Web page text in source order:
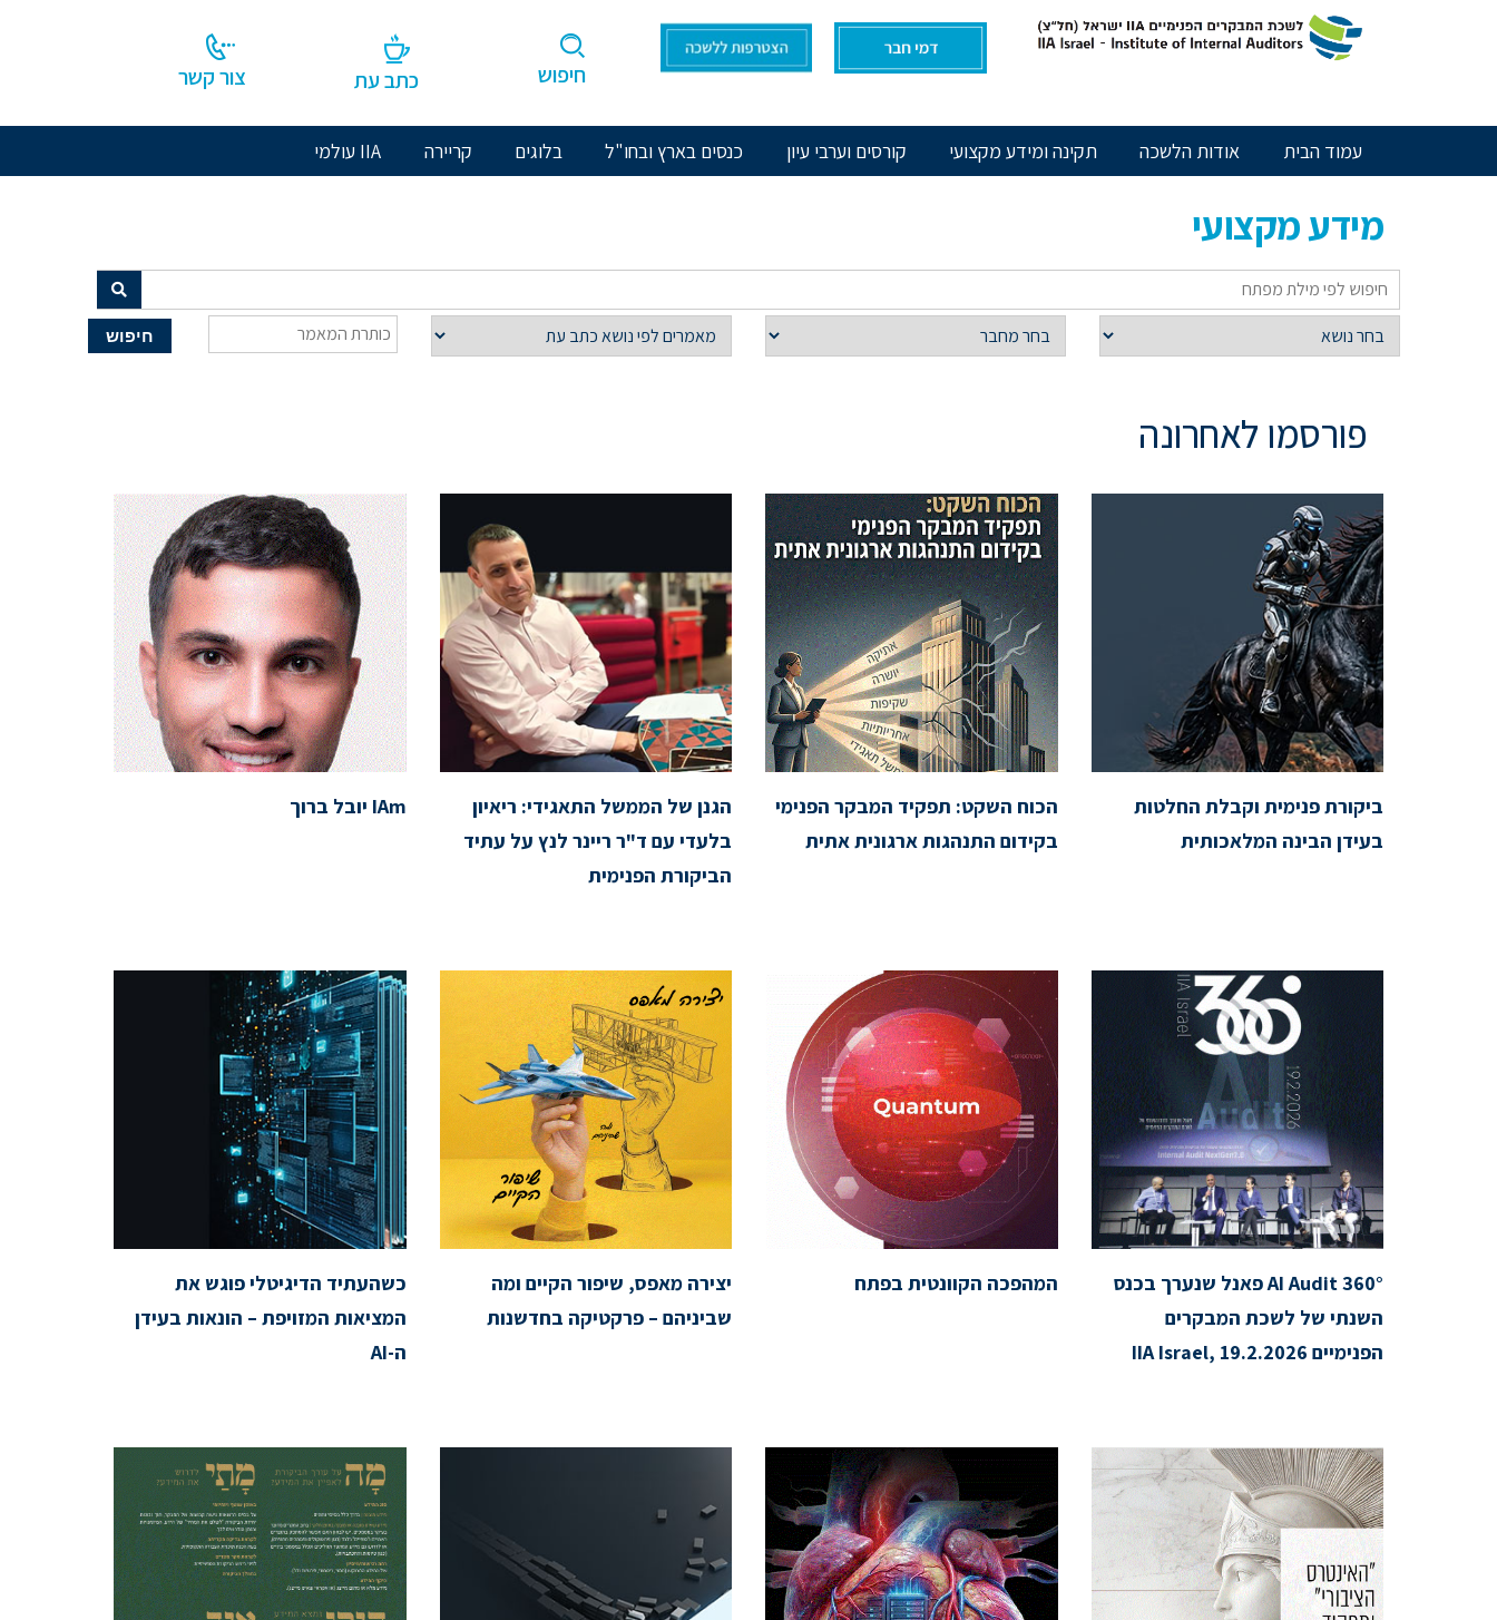
לעבור
חיפוש כתב עת צור קשר
עמוד הבית אודות הלשכה תקינה ומידע מקצועי קורסים וערבי עיון כנסים בארץ ובחו"ל בלוגים קריירה IIA עולמי
מידע מקצועי
חיפוש
פורסמו לאחרונה
ביקורת פנימית וקבלת החלטות
בעידן הבינה המלאכותית
הכוח השקט: תפקיד המבקר הפנימי
בקידום התנהגות ארגונית אתית
הגנן של הממשל התאגידי: ריאיון
בלעדי עם ד"ר ריינר לנץ על עתיד
הביקורת הפנימית
IAm יובל ברוך
AI Audit 360° פאנל שנערך בכנס
השנתי של לשכת המבקרים
הפנימיים IIA Israel, 19.2.2026
המהפכה הקוונטית בפתח
יצירה מאפס, שיפור הקיים ומה
שביניהם – פרקטיקה בחדשנות
כשהעתיד הדיגיטלי פוגש את
המציאות המזויפת – הונאות בעידן
ה-AI